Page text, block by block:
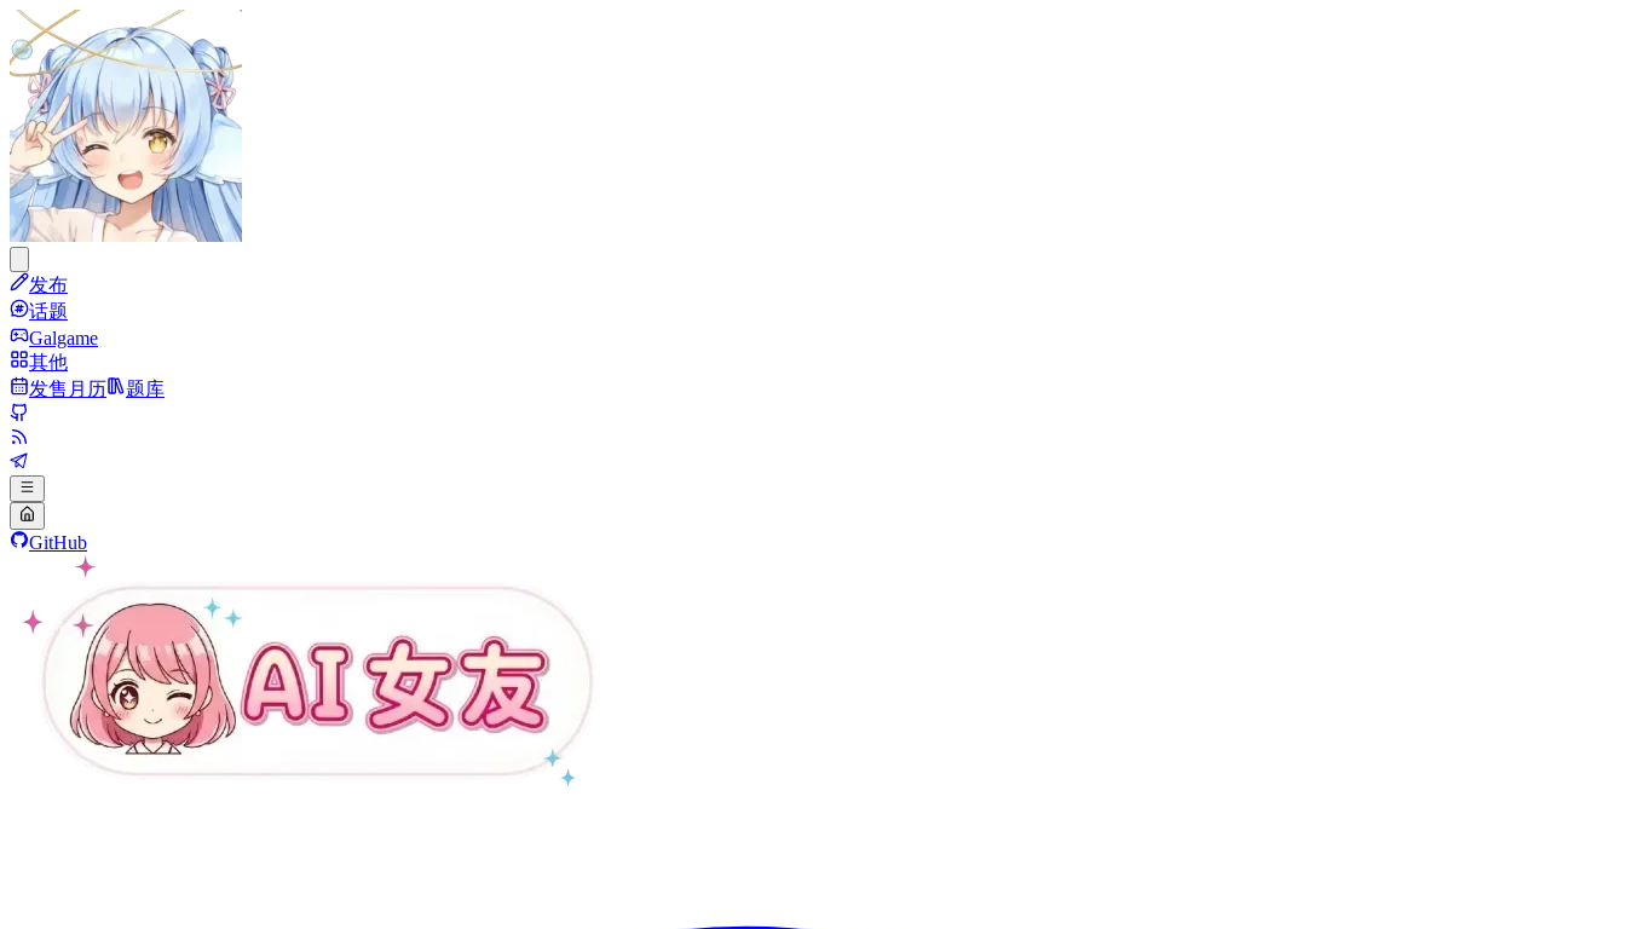
发布
话题
Galgame
其他
发售月历
题库
GitHub